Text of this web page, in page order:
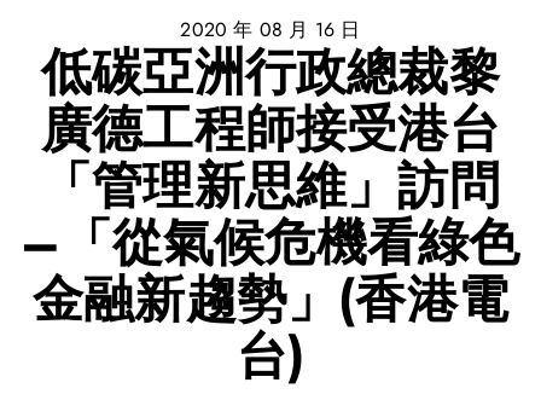
2020 年 08 月 16 日
低碳亞洲行政總裁黎
廣德工程師接受港台
「管理新思維」訪問
–「從氣候危機看綠色
金融新趨勢」(香港電
台)